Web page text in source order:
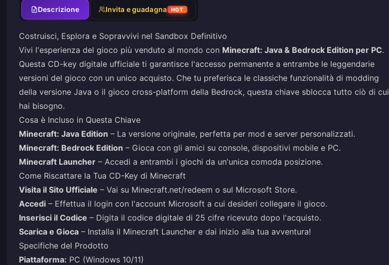
Descrizione Invita e guadagna HOT
Costruisci, Esplora e Sopravvivi nel Sandbox Definitivo
Vivi l'esperienza del gioco più venduto al mondo con Minecraft: Java & Bedrock Edition per PC.
Questa CD-key digitale ufficiale ti garantisce l'accesso permanente a entrambe le leggendarie
versioni del gioco con un unico acquisto. Che tu preferisca le classiche funzionalità di modding
della versione Java o il gioco cross-platform della Bedrock, questa chiave sblocca tutto ciò di cui
hai bisogno.
Cosa è Incluso in Questa Chiave
Minecraft: Java Edition – La versione originale, perfetta per mod e server personalizzati.
Minecraft: Bedrock Edition – Gioca con gli amici su console, dispositivi mobile e PC.
Minecraft Launcher – Accedi a entrambi i giochi da un'unica comoda posizione.
Come Riscattare la Tua CD-Key di Minecraft
Visita il Sito Ufficiale – Vai su Minecraft.net/redeem o sul Microsoft Store.
Accedi – Effettua il login con l'account Microsoft a cui desideri collegare il gioco.
Inserisci il Codice – Digita il codice digitale di 25 cifre ricevuto dopo l'acquisto.
Scarica e Gioca – Installa il Minecraft Launcher e dai inizio alla tua avventura!
Specifiche del Prodotto
Piattaforma: PC (Windows 10/11)